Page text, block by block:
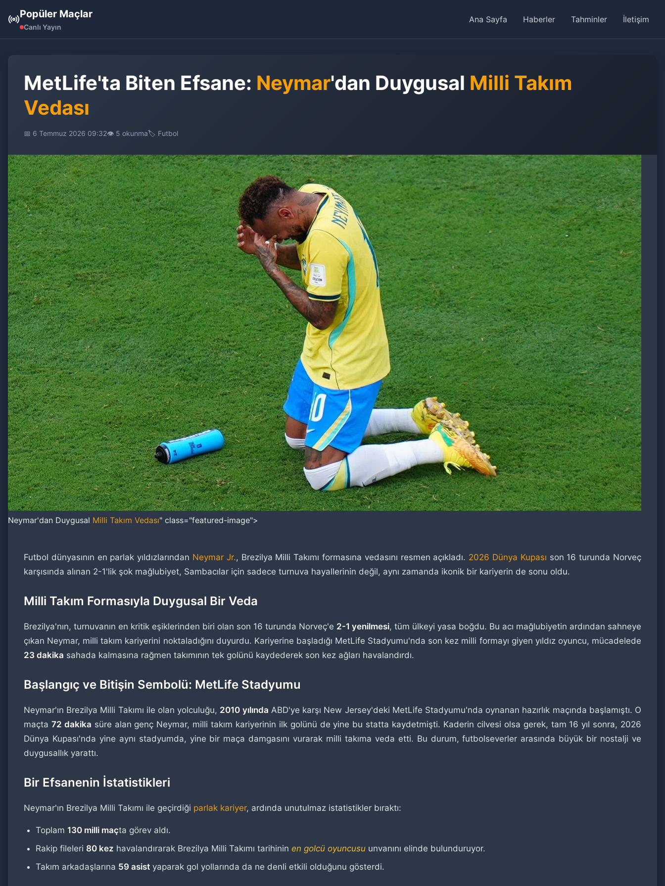
Popüler Maçlar
Canlı Yayın
Ana Sayfa Haberler Tahminler İletişim
MetLife'ta Biten Efsane: Neymar'dan Duygusal Milli Takım
Vedası
📅 6 Temmuz 2026 09:32👁️ 5 okunma🏷️ Futbol
Neymar'dan Duygusal Milli Takım Vedası" class="featured-image">
Futbol dünyasının en parlak yıldızlarından Neymar Jr., Brezilya Milli Takımı formasına vedasını resmen açıkladı. 2026 Dünya Kupası son 16 turunda Norveç
karşısında alınan 2-1'lik şok mağlubiyet, Sambacılar için sadece turnuva hayallerinin değil, aynı zamanda ikonik bir kariyerin de sonu oldu.
Milli Takım Formasıyla Duygusal Bir Veda
Brezilya'nın, turnuvanın en kritik eşiklerinden biri olan son 16 turunda Norveç'e 2-1 yenilmesi, tüm ülkeyi yasa boğdu. Bu acı mağlubiyetin ardından sahneye
çıkan Neymar, milli takım kariyerini noktaladığını duyurdu. Kariyerine başladığı MetLife Stadyumu'nda son kez milli formayı giyen yıldız oyuncu, mücadelede
23 dakika sahada kalmasına rağmen takımının tek golünü kaydederek son kez ağları havalandırdı.
Başlangıç ve Bitişin Sembolü: MetLife Stadyumu
Neymar'ın Brezilya Milli Takımı ile olan yolculuğu, 2010 yılında ABD'ye karşı New Jersey'deki MetLife Stadyumu'nda oynanan hazırlık maçında başlamıştı. O
maçta 72 dakika süre alan genç Neymar, milli takım kariyerinin ilk golünü de yine bu statta kaydetmişti. Kaderin cilvesi olsa gerek, tam 16 yıl sonra, 2026
Dünya Kupası'nda yine aynı stadyumda, yine bir maça damgasını vurarak milli takıma veda etti. Bu durum, futbolseverler arasında büyük bir nostalji ve
duygusallık yarattı.
Bir Efsanenin İstatistikleri
Neymar'ın Brezilya Milli Takımı ile geçirdiği parlak kariyer, ardında unutulmaz istatistikler bıraktı:
Toplam 130 milli maçta görev aldı.
Rakip fileleri 80 kez havalandırarak Brezilya Milli Takımı tarihinin en golcü oyuncusu unvanını elinde bulunduruyor.
Takım arkadaşlarına 59 asist yaparak gol yollarında da ne denli etkili olduğunu gösterdi.